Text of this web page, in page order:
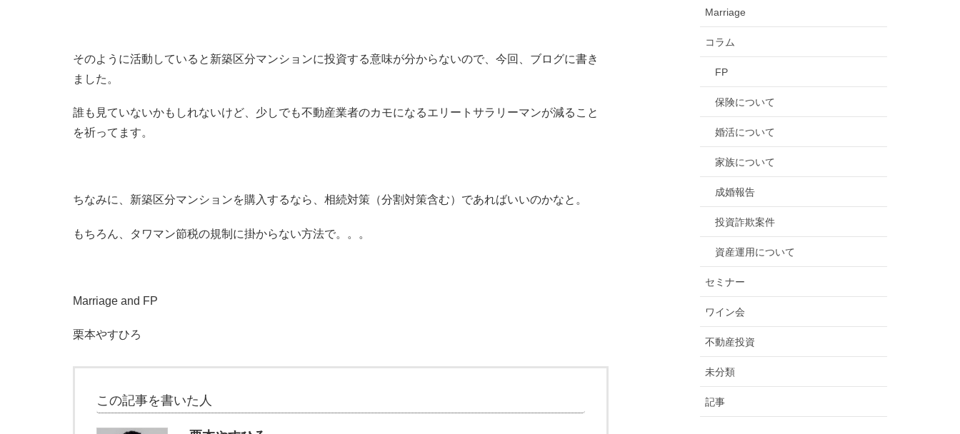
そのように活動していると新築区分マンションに投資する意味が分からないので、今回、ブログに書き
ました。
誰も見ていないかもしれないけど、少しでも不動産業者のカモになるエリートサラリーマンが減ること
を祈ってます。
ちなみに、新築区分マンションを購入するなら、相続対策（分割対策含む）であればいいのかなと。
もちろん、タワマン節税の規制に掛からない方法で。。。
Marriage and FP
栗本やすひろ
この記事を書いた人
Marriage
コラム
FP
保険について
婚活について
家族について
成婚報告
投資詐欺案件
資産運用について
セミナー
ワイン会
不動産投資
未分類
記事